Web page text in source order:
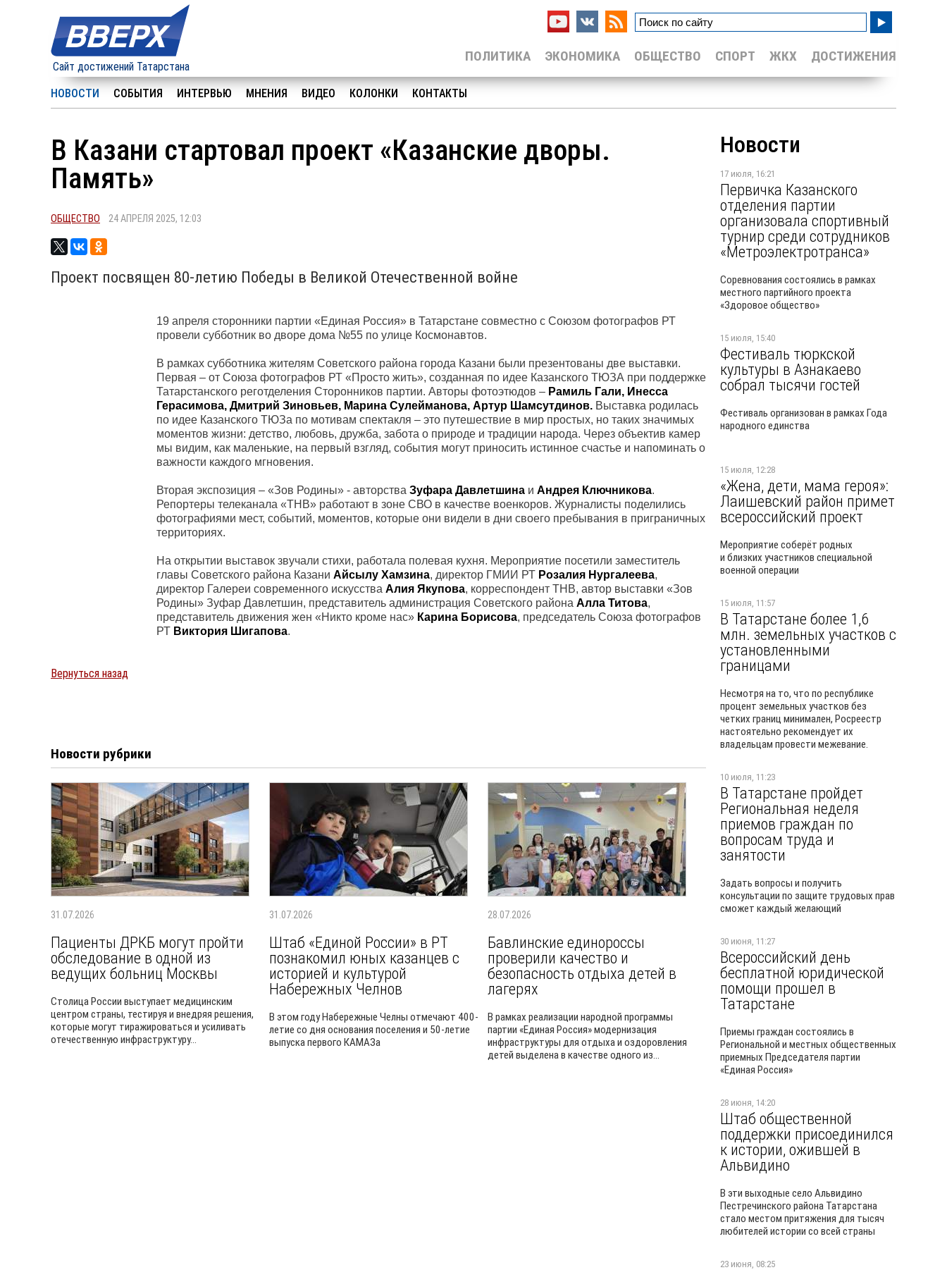
Сайт достижений Татарстана
ДОСТИЖЕНИЯ
ЖКХ
СПОРТ
ОБЩЕСТВО
ЭКОНОМИКА
ПОЛИТИКА
НОВОСТИ СОБЫТИЯ ИНТЕРВЬЮ МНЕНИЯ ВИДЕО КОЛОНКИ КОНТАКТЫ
В Казани стартовал проект «Казанские дворы.
Память»
ОБЩЕСТВО 24 АПРЕЛЯ 2025, 12:03
Проект посвящен 80-летию Победы в Великой Отечественной войне
19 апреля сторонники партии «Единая Россия» в Татарстане совместно с Союзом фотографов РТ
провели субботник во дворе дома №55 по улице Космонавтов.
В рамках субботника жителям Советского района города Казани были презентованы две выставки.
Первая – от Союза фотографов РТ «Просто жить», созданная по идее Казанского ТЮЗА при поддержке
Татарстанского реготделения Сторонников партии. Авторы фотоэтюдов – Рамиль Гали, Инесса
Герасимова, Дмитрий Зиновьев, Марина Сулейманова, Артур Шамсутдинов. Выставка родилась
по идее Казанского ТЮЗа по мотивам спектакля – это путешествие в мир простых, но таких значимых
моментов жизни: детство, любовь, дружба, забота о природе и традиции народа. Через объектив камер
мы видим, как маленькие, на первый взгляд, события могут приносить истинное счастье и напоминать о
важности каждого мгновения.
Вторая экспозиция – «Зов Родины» - авторства Зуфара Давлетшина и Андрея Ключникова.
Репортеры телеканала «ТНВ» работают в зоне СВО в качестве военкоров. Журналисты поделились
фотографиями мест, событий, моментов, которые они видели в дни своего пребывания в приграничных
территориях.
На открытии выставок звучали стихи, работала полевая кухня. Мероприятие посетили заместитель
главы Советского района Казани Айсылу Хамзина, директор ГМИИ РТ Розалия Нургалеева,
директор Галереи современного искусства Алия Якупова, корреспондент ТНВ, автор выставки «Зов
Родины» Зуфар Давлетшин, представитель администрация Советского района Алла Титова,
представитель движения жен «Никто кроме нас» Карина Борисова, председатель Союза фотографов
РТ Виктория Шигапова.
Вернуться назад
Новости рубрики
31.07.2026
Пациенты ДРКБ могут пройти
обследование в одной из
ведущих больниц Москвы
Столица России выступает медицинским
центром страны, тестируя и внедряя решения,
которые могут тиражироваться и усиливать
отечественную инфраструктуру...
31.07.2026
Штаб «Единой России» в РТ
познакомил юных казанцев с
историей и культурой
Набережных Челнов
В этом году Набережные Челны отмечают 400-
летие со дня основания поселения и 50-летие
выпуска первого КАМАЗа
28.07.2026
Бавлинские единороссы
проверили качество и
безопасность отдыха детей в
лагерях
В рамках реализации народной программы
партии «Единая Россия» модернизация
инфраструктуры для отдыха и оздоровления
детей выделена в качестве одного из...
Новости
17 июля, 16:21
Первичка Казанского
отделения партии
организовала спортивный
турнир среди сотрудников
«Метроэлектротранса»
Соревнования состоялись в рамках
местного партийного проекта
«Здоровое общество»
15 июля, 15:40
Фестиваль тюркской
культуры в Азнакаево
собрал тысячи гостей
Фестиваль организован в рамках Года
народного единства
15 июля, 12:28
«Жена, дети, мама героя»:
Лаишевский район примет
всероссийский проект
Мероприятие соберёт родных
и близких участников специальной
военной операции
15 июля, 11:57
В Татарстане более 1,6
млн. земельных участков с
установленными
границами
Несмотря на то, что по республике
процент земельных участков без
четких границ минимален, Росреестр
настоятельно рекомендует их
владельцам провести межевание.
10 июля, 11:23
В Татарстане пройдет
Региональная неделя
приемов граждан по
вопросам труда и
занятости
Задать вопросы и получить
консультации по защите трудовых прав
сможет каждый желающий
30 июня, 11:27
Всероссийский день
бесплатной юридической
помощи прошел в
Татарстане
Приемы граждан состоялись в
Региональной и местных общественных
приемных Председателя партии
«Единая Россия»
28 июня, 14:20
Штаб общественной
поддержки присоединился
к истории, ожившей в
Альвидино
В эти выходные село Альвидино
Пестречинского района Татарстана
стало местом притяжения для тысяч
любителей истории со всей страны
23 июня, 08:25